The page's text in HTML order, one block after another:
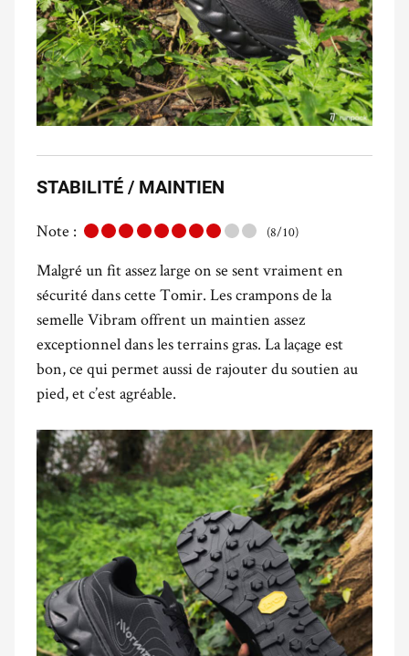
STABILITÉ / MAINTIEN
Note : (8/10)
Malgré un fit assez large on se sent vraiment en
sécurité dans cette Tomir. Les crampons de la
semelle Vibram offrent un maintien assez
exceptionnel dans les terrains gras. La laçage est
bon, ce qui permet aussi de rajouter du soutien au
pied, et c’est agréable.